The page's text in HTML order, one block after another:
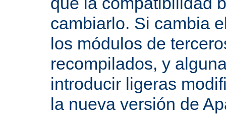
cambiarlo. Si cambia
los módulos de
recompilados, y
introducir ligeras
la nueva versión de